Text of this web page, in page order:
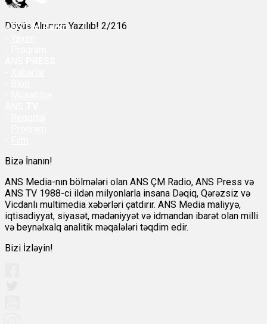
Döyüş Alnınıza Yazılıb! 2/216
ANSÇM Radio
Bizə İnanın!
ANS Media-nın bölmələri olan ANS ÇM Radio, ANS Press və
ANS TV 1988-ci ildən milyonlarla insana Dəqiq, Qərəzsiz və
Vicdanlı multimedia xəbərləri çatdırır. ANS Media maliyyə,
iqtisadiyyat, siyasət, mədəniyyət və idmandan ibarət olan milli
və beynəlxalq analitik məqalələri təqdim edir.
Bizi İzləyin!